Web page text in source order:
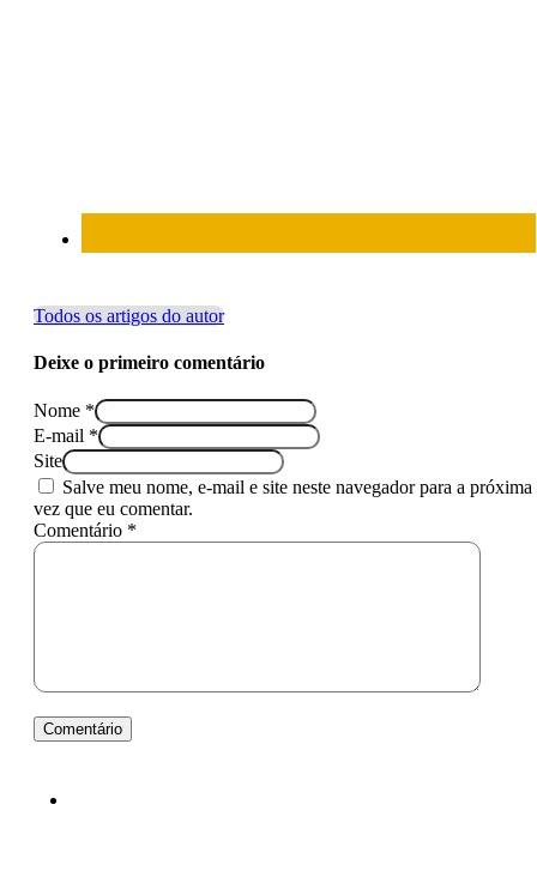
Todos os artigos do autor
Deixe o primeiro comentário
Nome *
E-mail *
Site
Salve meu nome, e-mail e site neste navegador para a próxima
vez que eu comentar.
Comentário *